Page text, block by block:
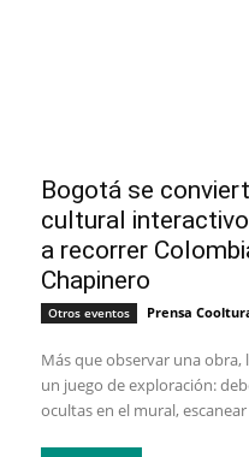
Bogotá se
cultural
a recorrer
Chapinero
Otros eventos Prensa
Más que observar una
un juego de exploración:
ocultas en el mural,